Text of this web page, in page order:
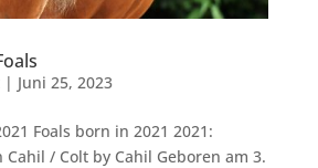
| Juni 25, 2023
Foals born in 2021 2021:
Cahil / Colt by Cahil Geboren am 3.